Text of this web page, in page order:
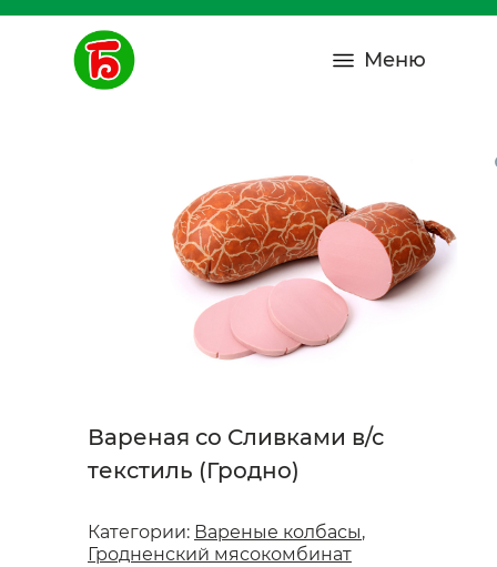
Меню
Вареная со Сливками в/с
текстиль (Гродно)
Категории: Вареные колбасы,
Гродненский мясокомбинат